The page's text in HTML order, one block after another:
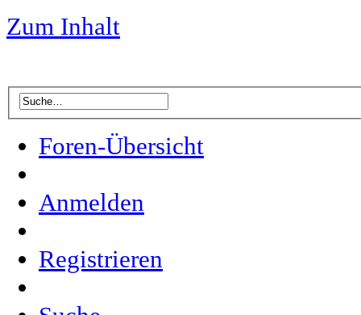
Zum Inhalt
Foren-Übersicht
Anmelden
Registrieren